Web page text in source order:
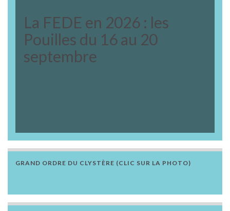
La FEDE en 2026 : les
Pouilles du 16 au 20
septembre
GRAND ORDRE DU CLYSTÈRE (CLIC SUR LA PHOTO)